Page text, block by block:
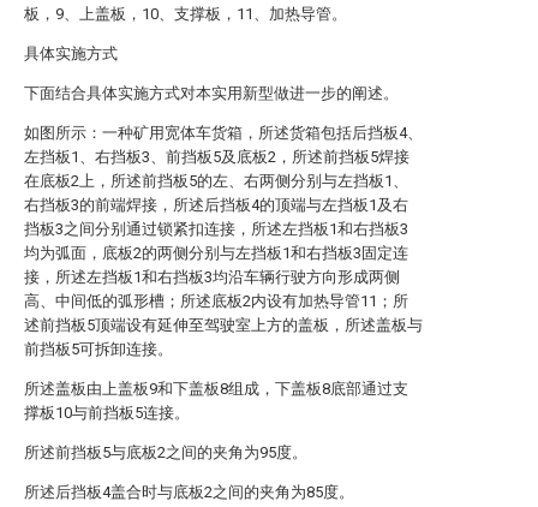
板，9、上盖板，10、支撑板，11、加热导管。
具体实施方式
下面结合具体实施方式对本实用新型做进一步的阐述。
如图所示：一种矿用宽体车货箱，所述货箱包括后挡板4、
左挡板1、右挡板3、前挡板5及底板2，所述前挡板5焊接
在底板2上，所述前挡板5的左、右两侧分别与左挡板1、
右挡板3的前端焊接，所述后挡板4的顶端与左挡板1及右
挡板3之间分别通过锁紧扣连接，所述左挡板1和右挡板3
均为弧面，底板2的两侧分别与左挡板1和右挡板3固定连
接，所述左挡板1和右挡板3均沿车辆行驶方向形成两侧
高、中间低的弧形槽；所述底板2内设有加热导管11；所
述前挡板5顶端设有延伸至驾驶室上方的盖板，所述盖板与
前挡板5可拆卸连接。
所述盖板由上盖板9和下盖板8组成，下盖板8底部通过支
撑板10与前挡板5连接。
所述前挡板5与底板2之间的夹角为95度。
所述后挡板4盖合时与底板2之间的夹角为85度。